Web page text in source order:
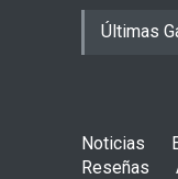
Últimas
Noticias
Reseñas